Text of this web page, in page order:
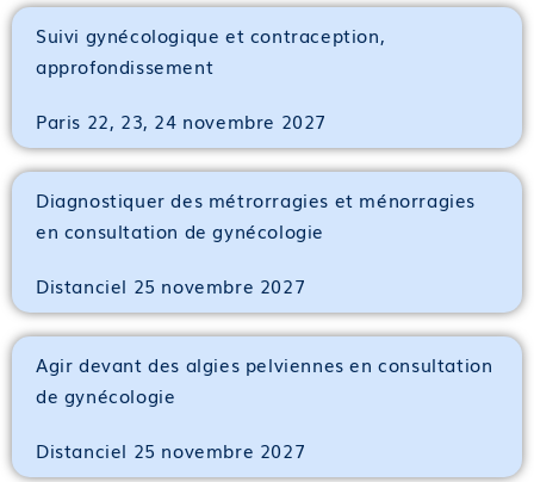
Suivi gynécologique et contraception,
approfondissement
Paris 22, 23, 24 novembre 2027
Diagnostiquer des métrorragies et ménorragies
en consultation de gynécologie
Distanciel 25 novembre 2027
Agir devant des algies pelviennes en consultation
de gynécologie
Distanciel 25 novembre 2027